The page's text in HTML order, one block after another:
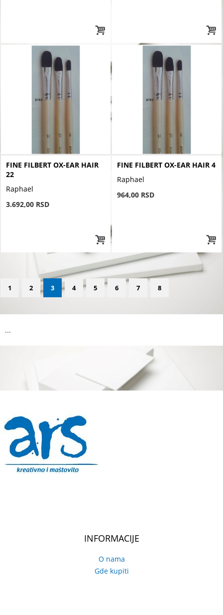
FINE FILBERT OX-EAR HAIR
22
Raphael
3.692,00 RSD
FINE FILBERT OX-EAR HAIR 4
Raphael
964,00 RSD
1 2 3 4 5 6 7 8
...
INFORMACIJE
O nama
Gde kupiti